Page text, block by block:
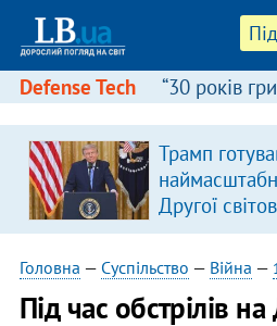
Defense Tech “30 років
Трамп
Другої
Головна — Суспільство — Війна —
Під час обстрілів